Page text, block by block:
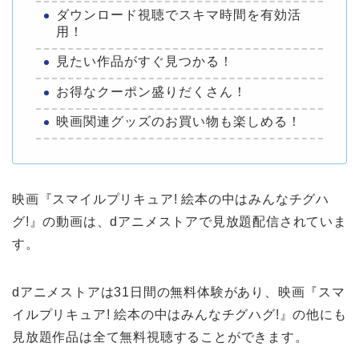
ダウンロード視聴でスキマ時間を有効活
用！
見たい作品がすぐ見つかる！
お得なクーポン盛りだくさん！
映画関連グッズのお買い物も楽しめる！
映画『スマイルプリキュア! 絵本の中はみんなチグハ
グ!』の動画は、dアニメストアで見放題配信されていま
す。
dアニメストアは31日間の無料体験があり、映画『スマ
イルプリキュア! 絵本の中はみんなチグハグ!』の他にも
見放題作品は全て無料視聴することができます。